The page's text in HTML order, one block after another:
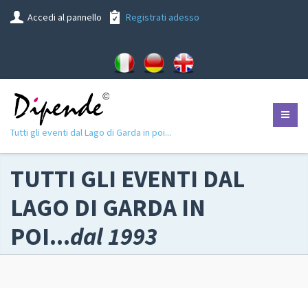
Accedi al pannello Registrati adesso
Tutti gli eventi dal Lago di Garda in poi...
TUTTI GLI EVENTI DAL
LAGO DI GARDA IN
POI...dal 1993